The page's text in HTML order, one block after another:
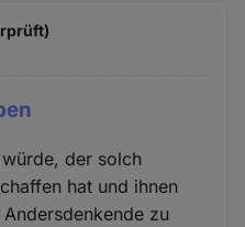
der solch
hat und ihnen
zu